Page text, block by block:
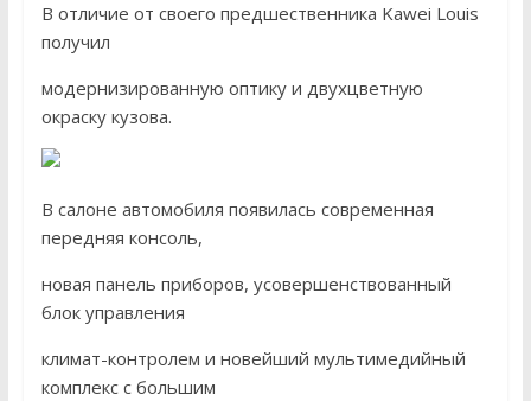
В отличие от своего предшественника Kawei Louis
получил
модернизированную оптику и двухцветную
окраску кузова.
В салоне автомобиля появилась современная
передняя консоль,
новая панель приборов, усовершенствованный
блок управления
климат-контролем и новейший мультимедийный
комплекс с большим